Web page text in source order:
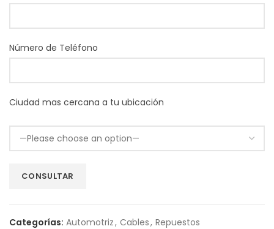
Número de Teléfono
Ciudad mas cercana a tu ubicación
Categorías: Automotriz, Cables, Repuestos